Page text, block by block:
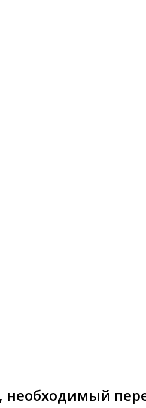
необходимый